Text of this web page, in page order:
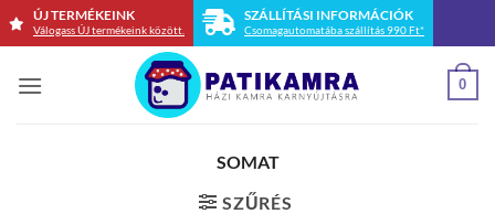
Skip
ÚJ TERMÉKEINK
Válogass ÚJ termékeink között.
SZÁLLÍTÁSI INFORMÁCIÓK
Csomagautomatába szállítás 990 Ft*
0
SOMAT
SZŰRÉS